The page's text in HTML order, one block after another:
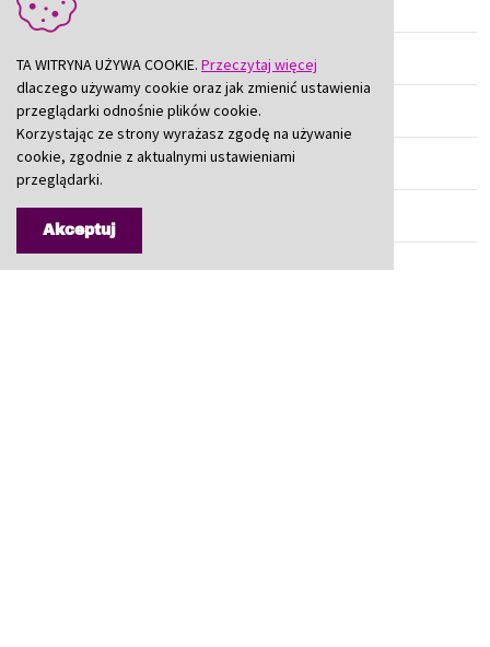
TA WITRYNA UŻYWA COOKIE. Przeczytaj więcej
dlaczego używamy cookie oraz jak zmienić ustawienia
przeglądarki odnośnie plików cookie.
Korzystając ze strony wyrażasz zgodę na używanie
cookie, zgodnie z aktualnymi ustawieniami
przeglądarki.
Akceptuj
Biuro Rady
Wydział Kadr i Organizacji
Biuro Nieodpłatnej Pomocy Prawnej
Wydział Oświaty